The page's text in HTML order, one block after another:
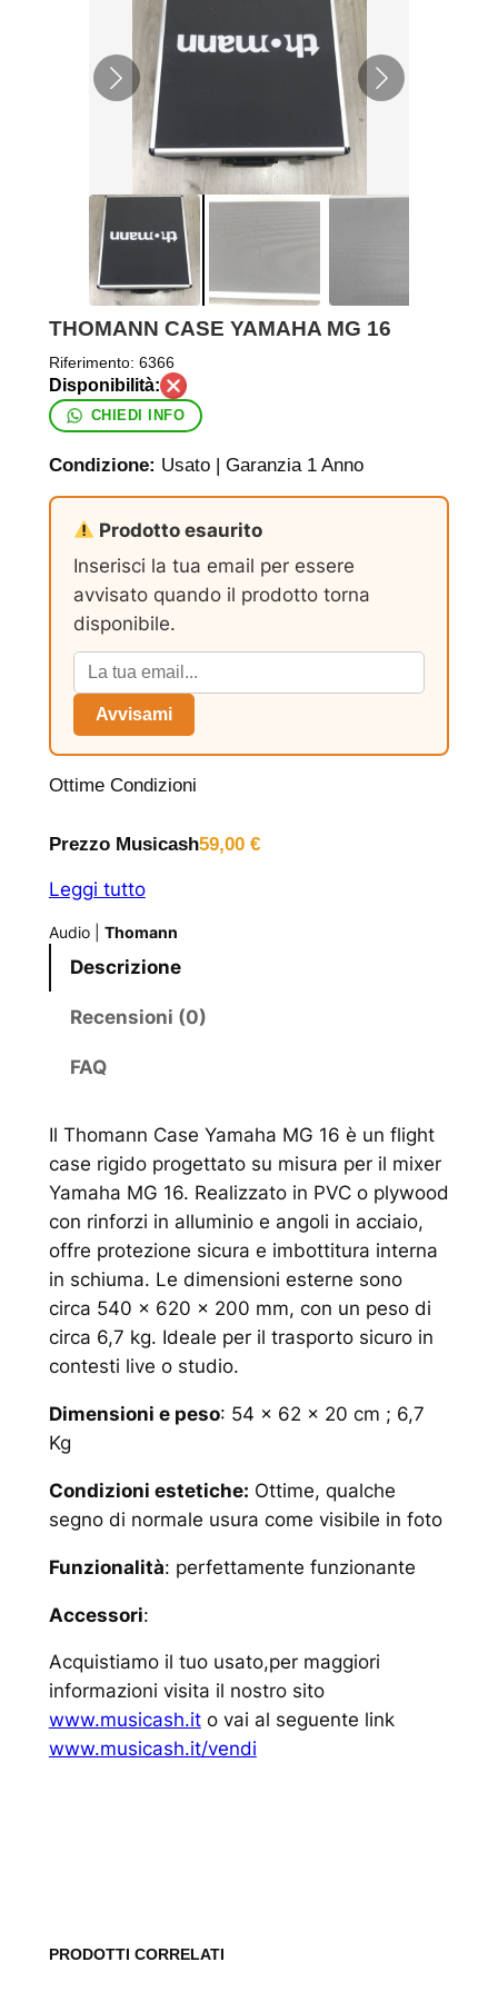
THOMANN CASE YAMAHA MG 16
Riferimento: 6366
CHIEDI INFO
Condizione: Usato | Garanzia 1 Anno
Prodotto esaurito
Inserisci la tua email per essere
avvisato quando il prodotto torna
disponibile.
Avvisami
Ottime Condizioni
Prezzo Musicash59,00 €
Leggi tutto
Audio| Thomann
Descrizione
Recensioni (0)
FAQ
Il Thomann Case Yamaha MG 16 è un flight
case rigido progettato su misura per il mixer
Yamaha MG 16. Realizzato in PVC o plywood
con rinforzi in alluminio e angoli in acciaio,
offre protezione sicura e imbottitura interna
in schiuma. Le dimensioni esterne sono
circa 540 × 620 × 200 mm, con un peso di
circa 6,7 kg. Ideale per il trasporto sicuro in
contesti live o studio.
Dimensioni e peso: 54 x 62 x 20 cm ; 6,7
Kg
Condizioni estetiche: Ottime, qualche
segno di normale usura come visibile in foto
Funzionalità: perfettamente funzionante
Accessori:
Acquistiamo il tuo usato,per maggiori
informazioni visita il nostro sito
www.musicash.ito vai al seguente link
www.musicash.it/vendi
PRODOTTI CORRELATI